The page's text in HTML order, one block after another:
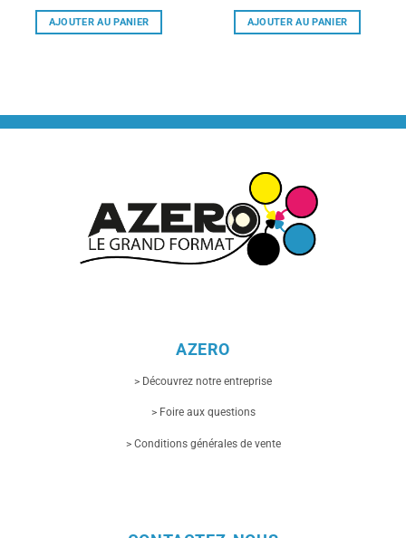
AJOUTER AU PANIER AJOUTER AU PANIER
AZERO
> Découvrez notre entreprise
> Foire aux questions
> Conditions générales de vente